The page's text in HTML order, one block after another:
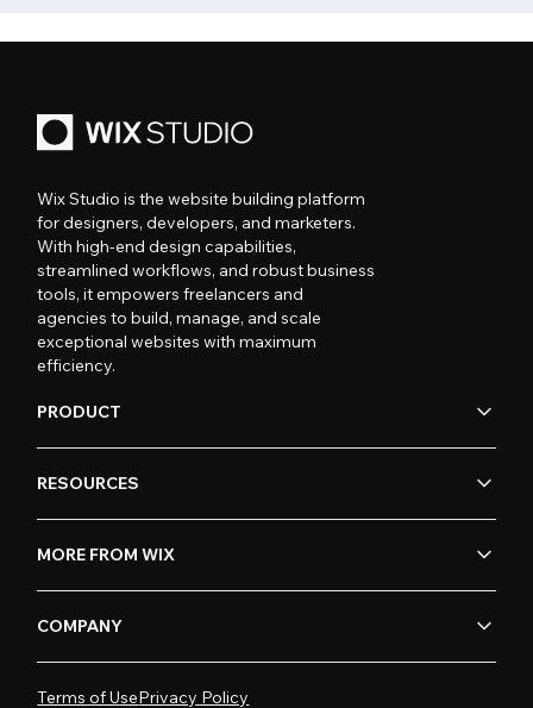
Wix Studio is the website building platform
for designers, developers, and marketers.
With high-end design capabilities,
streamlined workflows, and robust business
tools, it empowers freelancers and
agencies to build, manage, and scale
exceptional websites with maximum
efficiency.
PRODUCT
RESOURCES
MORE FROM WIX
COMPANY
Terms of UsePrivacy Policy